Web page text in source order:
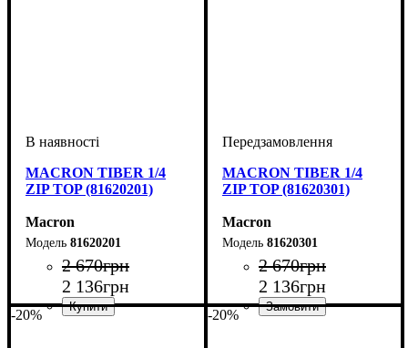
MACRON TIBER 1/4
ZIP TOP (81620201)
Macron
81620201
2 670грн
2 136грн
Виробник
Колір
MACRON TIBER 1/4
ZIP TOP (81620301)
Macron
81620301
2 670грн
2 136грн
Виробник
Колір
-20% -20%